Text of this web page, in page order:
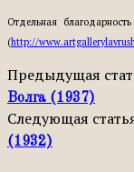
Отдельная
(http://
Предыдущая
Волга (1937)
Следующая
(1932)